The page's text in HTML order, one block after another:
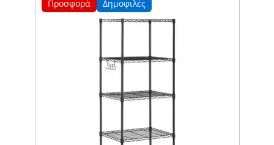
Προσφορά Δημοφιλές